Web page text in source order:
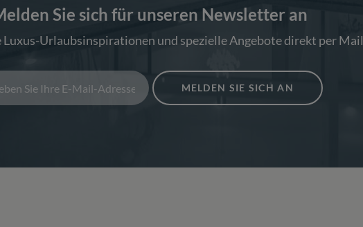
Sie sich für unseren Newsletter an
Luxus-Urlaubsinspirationen und spezielle Angebote direkt per Mail
MELDEN SIE SICH AN